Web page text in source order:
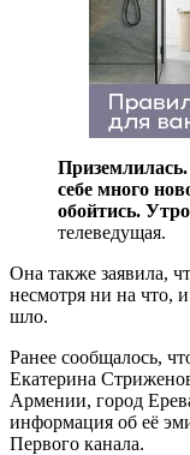
себе много
обойтись.
телеведущая.
Она также заявила,
несмотря ни на что,
шло.
Ранее сообщалось,
Екатерина
Армении, город
информация об её
Первого канала.